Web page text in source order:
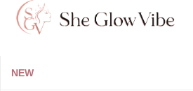
Перейти к содержимому
NEW